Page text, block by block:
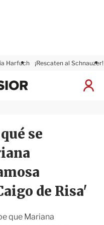
Harfuch ¡Rescaten al Schnauzer!
I
x
i
r
se
de Risa'
que Mariana